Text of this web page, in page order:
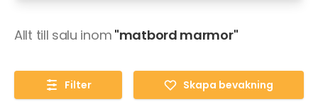
Allt till salu inom "matbord marmor"
Filter Skapa bevakning